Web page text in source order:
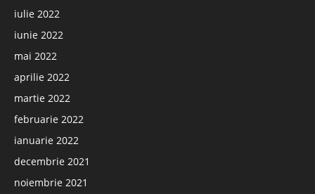
iulie 2022
iunie 2022
mai 2022
aprilie 2022
martie 2022
februarie 2022
ianuarie 2022
decembrie 2021
noiembrie 2021